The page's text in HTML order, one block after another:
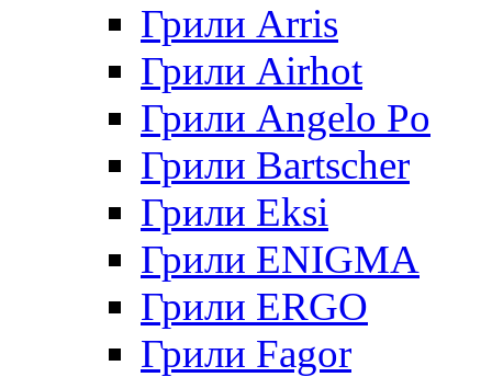
Грили Arris
Грили Airhot
Грили Angelo Po
Грили Bartscher
Грили Eksi
Грили ENIGMA
Грили ERGO
Грили Fagor